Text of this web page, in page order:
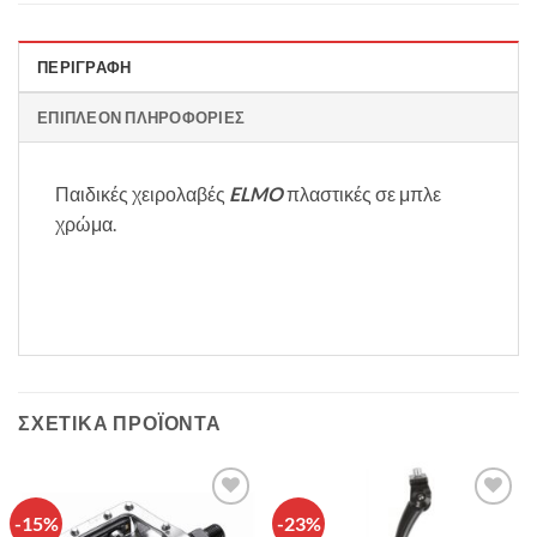
ΠΕΡΙΓΡΑΦΉ
ΕΠΙΠΛΈΟΝ ΠΛΗΡΟΦΟΡΊΕΣ
Παιδικές χειρολαβές ELMOπλαστικές σε μπλε
χρώμα.
ΣΧΕΤΙΚΆ ΠΡΟΪΌΝΤΑ
-15%
Πρόσθήκη
-23%